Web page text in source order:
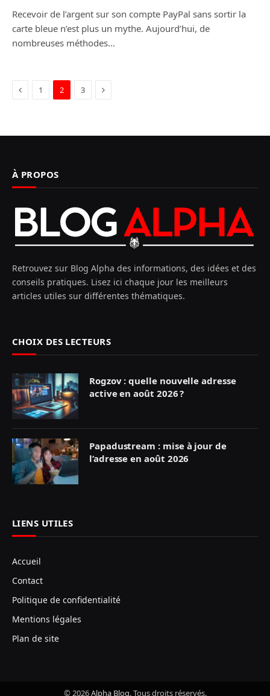
Recevoir de l’argent sur son compte PayPal sans sortir la
carte bleue n’est plus un mythe. Aujourd’hui, de
nombreuses méthodes…
Previous
1 2 3 Next
À PROPOS
Retrouvez sur Blog Alpha des informations, des idées et des
conseils pratiques. Lisez ici chaque jour les meilleurs
articles utiles sur différentes thématiques.
CHOIX DES LECTEURS
Rogzov : quelle nouvelle adresse
active en août 2026 ?
Papadustream : mise à jour de
l’adresse en août 2026
LIENS UTILES
Accueil
Contact
Politique de confidentialité
Mentions légales
Plan de site
© 2026Alpha Blog. Tous droits réservés.